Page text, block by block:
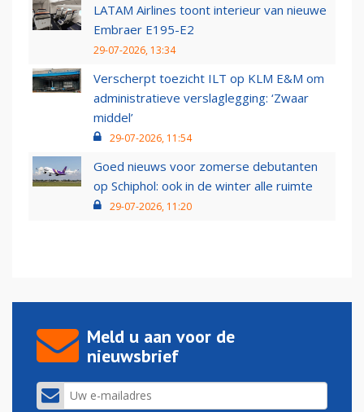
LATAM Airlines toont interieur van nieuwe
Embraer E195-E2
29-07-2026, 13:34
Verscherpt toezicht ILT op KLM E&M om
administratieve verslaglegging: ‘Zwaar
middel’
29-07-2026, 11:54
Goed nieuws voor zomerse debutanten
op Schiphol: ook in de winter alle ruimte
29-07-2026, 11:20
Meld u aan voor de
nieuwsbrief